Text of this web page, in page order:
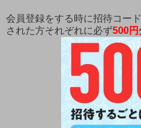
会員登録をする時に招待コー
された方それぞれに必ず500円